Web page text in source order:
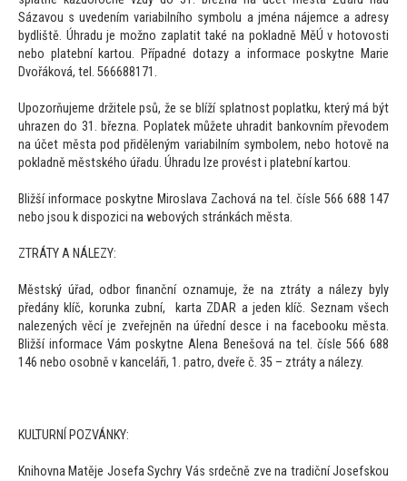
Sázavou s uvedením variabilního symbolu a jména nájemce a adresy
bydliště. Úhradu je možno zaplatit také na pokladně MěÚ v hotovosti
nebo platební kartou. Případné dotazy a informace poskytne Marie
Dvořáková, tel. 566688171.
Upozorňujeme držitele psů, že se blíží splatnost poplatku, který má být
uhrazen do 31. března. Poplatek můžete uhradit bankovním převodem
na účet města pod přiděleným variabilním symbolem, nebo hotově na
pokladně městského úřadu. Úhradu lze provést i platební kartou.
Bližší informace poskytne Miroslava Zachová na tel. čísle 566 688 147
nebo jsou k dispozici na webových stránkách města.
ZTRÁTY A NÁLEZY:
Městský úřad, odbor finanční oznamuje, že na ztráty a nálezy byly
předány klíč, korunka zubní, karta ZDAR a jeden klíč. Seznam všech
nalezených věcí je zveřejněn na úřední desce i na facebooku města.
Bližší informace Vám poskytne Alena Benešová na tel. čísle 566 688
146 nebo osobně v kanceláři, 1. patro, dveře č. 35 – ztráty a nálezy.
KULTURNÍ POZVÁNKY:
Knihovna Matěje Josefa Sychry Vás srdečně zve na tradiční Josefskou